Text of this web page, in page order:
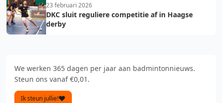
23 februari 2026
DKC sluit reguliere competitie af in Haagse
derby
We werken 365 dagen per jaar aan badmintonnieuws.
Steun ons vanaf €0,01.
Ik steun jullie!